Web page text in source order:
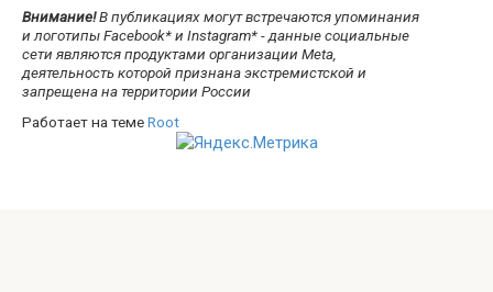
Внимание!В публикациях могут встречаются упоминания
и логотипы Facebook* и Instagram* - данные социальные
сети являются продуктами организации Meta,
деятельность которой признана экстремистской и
запрещена на территории России
Работает на темеRoot